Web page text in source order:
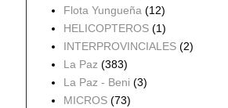
Flota Yungueña (12)
HELICOPTEROS (1)
INTERPROVINCIALES (2)
La Paz (383)
La Paz - Beni (3)
MICROS (73)